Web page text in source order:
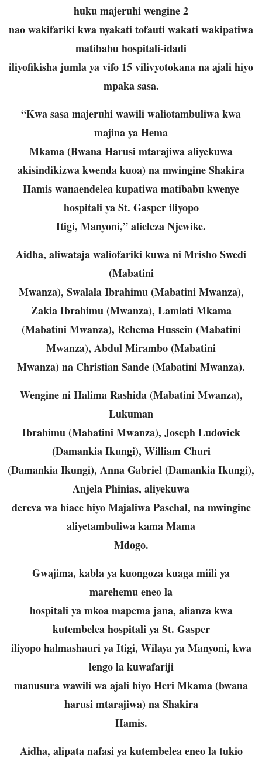
huku majeruhi wengine 2
nao wakifariki kwa nyakati tofauti wakati wakipatiwa
matibabu hospitali-idadi
iliyofikisha jumla ya vifo 15 vilivyotokana na ajali hiyo
mpaka sasa.
“Kwa sasa majeruhi wawili waliotambuliwa kwa
majina ya Hema
Mkama (Bwana Harusi mtarajiwa aliyekuwa
akisindikizwa kwenda kuoa) na mwingine Shakira
Hamis wanaendelea kupatiwa matibabu kwenye
hospitali ya St. Gasper iliyopo
Itigi, Manyoni,” alieleza Njewike.
Aidha, aliwataja waliofariki kuwa ni Mrisho Swedi
(Mabatini
Mwanza), Swalala Ibrahimu (Mabatini Mwanza),
Zakia Ibrahimu (Mwanza), Lamlati Mkama
(Mabatini Mwanza), Rehema Hussein (Mabatini
Mwanza), Abdul Mirambo (Mabatini
Mwanza) na Christian Sande (Mabatini Mwanza).
Wengine ni Halima Rashida (Mabatini Mwanza),
Lukuman
Ibrahimu (Mabatini Mwanza), Joseph Ludovick
(Damankia Ikungi), William Churi
(Damankia Ikungi), Anna Gabriel (Damankia Ikungi),
Anjela Phinias, aliyekuwa
dereva wa hiace hiyo Majaliwa Paschal, na mwingine
aliyetambuliwa kama Mama
Mdogo.
Gwajima, kabla ya kuongoza kuaga miili ya
marehemu eneo la
hospitali ya mkoa mapema jana, alianza kwa
kutembelea hospitali ya St. Gasper
iliyopo halmashauri ya Itigi, Wilaya ya Manyoni, kwa
lengo la kuwafariji
manusura wawili wa ajali hiyo Heri Mkama (bwana
harusi mtarajiwa) na Shakira
Hamis.
Aidha, alipata nafasi ya kutembelea eneo la tukio